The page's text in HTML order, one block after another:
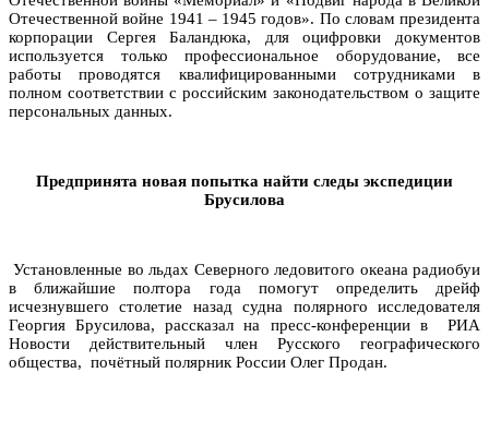
Отечественной войне 1941 – 1945 годов». По словам президента
корпорации Сергея Баландюка, для оцифровки документов
используется только профессиональное оборудование, все
работы проводятся квалифицированными сотрудниками в
полном соответствии с российским законодательством о защите
персональных данных.
Предпринята новая попытка найти следы экспедиции
Брусилова
Установленные во льдах Северного ледовитого океана радиобуи
в ближайшие полтора года помогут определить дрейф
исчезнувшего столетие назад судна полярного исследователя
Георгия Брусилова, рассказал на пресс-конференции в РИА
Новости действительный член Русского географического
общества, почётный полярник России Олег Продан.